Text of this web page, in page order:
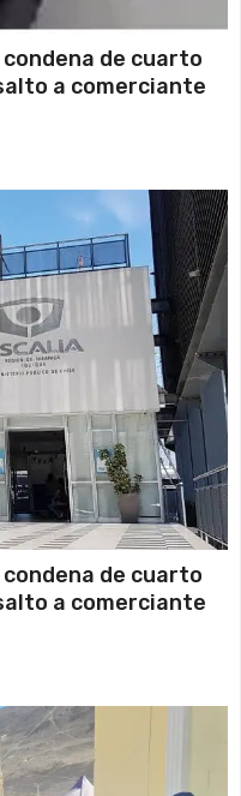
de cuarto
a comerciante
de cuarto
a comerciante